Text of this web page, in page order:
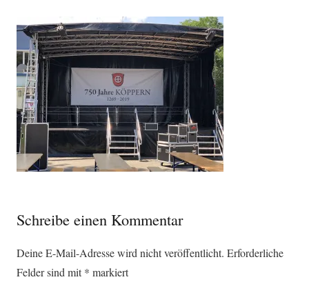
Schreibe einen Kommentar
Deine E-Mail-Adresse wird nicht veröffentlicht. Erforderliche
Felder sind mit* markiert